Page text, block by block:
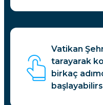
Vatikan
tarayarak
birkaç